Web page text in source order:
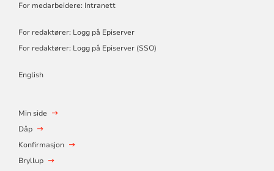
For medarbeidere: Intranett
For redaktører: Logg på Episerver
For redaktører: Logg på Episerver (SSO)
English
Min side
Dåp
Konfirmasjon
Bryllup